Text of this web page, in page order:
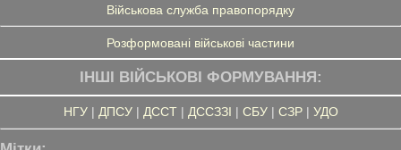
Військова служба правопорядку
Розформовані військові частини
ІНШІ ВІЙСЬКОВІ ФОРМУВАННЯ:
НГУ| ДПСУ| ДССТ| ДССЗЗІ | СБУ| СЗР| УДО